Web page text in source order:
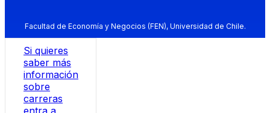
Facultad de Economía y Negocios (FEN), Universidad de Chile.
Si quieres
saber más
información
sobre
carreras
entra a